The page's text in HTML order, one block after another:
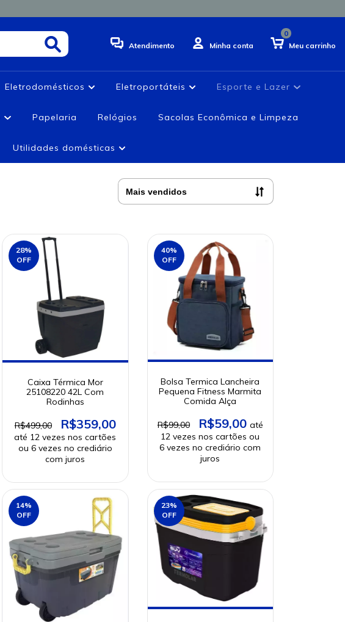
Atendimento Minha conta Meu carrinho
0
Eletrodomésticos Eletroportáteis Esporte e Lazer
Papelaria Relógios Sacolas Econômica e Limpeza
Utilidades domésticas
28%
OFF
Caixa Térmica Mor
25108220 42L Com
Rodinhas
R$499,00 R$359,00
40%
OFF
Bolsa Termica Lancheira
Pequena Fitness Marmita
Comida Alça
R$99,00 R$59,00
14%
OFF
23%
OFF